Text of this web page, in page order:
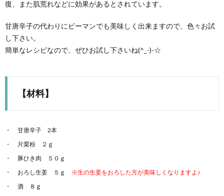
復、また肌荒れなどに効果があるとされています。
甘唐辛子の代わりにピーマンでも美味しく出来ますので、色々お試
し下さい。
簡単なレシピなので、ぜひお試し下さいね(^_-)-☆
【材料】
甘唐辛子 2本
片栗粉 ２ｇ
豚ひき肉 ５０ｇ
おろし生姜 ５ｇ ※生の生姜をおろした方が美味しくなりますよ♪
酒 ８ｇ